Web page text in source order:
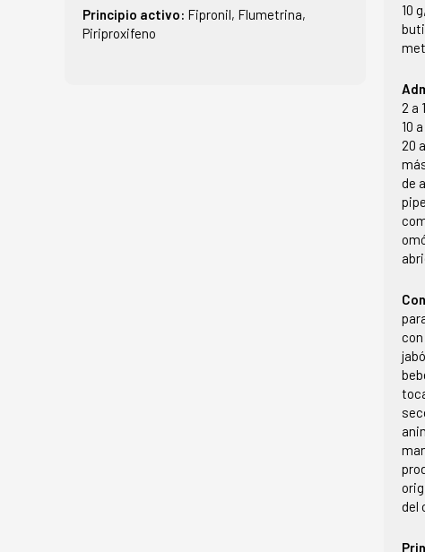
Principio activo: Fipronil, Flumetrina,
Piriproxifeno
10
2 a
10
20
de
del